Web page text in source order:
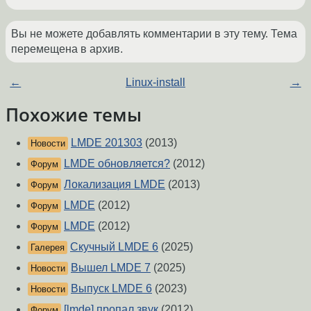
Вы не можете добавлять комментарии в эту тему. Тема
перемещена в архив.
← Linux-install →
Похожие темы
Новости LMDE 201303 (2013)
Форум LMDE обновляется? (2012)
Форум Локализация LMDE (2013)
Форум LMDE (2012)
Форум LMDE (2012)
Галерея Скучный LMDE 6 (2025)
Новости Вышел LMDE 7 (2025)
Новости Выпуск LMDE 6 (2023)